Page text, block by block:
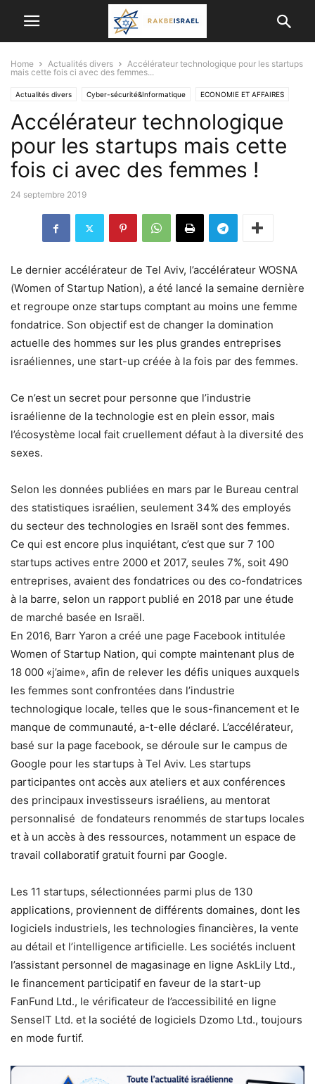
Home Actualités divers
Accélérateur technologique pour les startups
mais cette fois ci avec des femmes...
Actualités divers Cyber-sécurité&Informatique ECONOMIE ET ​​AFFAIRES
Intelligence artificielle VIE EN ISRAËL
Accélérateur technologique
pour les startups mais cette
fois ci avec des femmes !
24 septembre 2019
Le dernier accélérateur de Tel Aviv, l’accélérateur WOSNA
(Women of Startup Nation), a été lancé la semaine dernière
et regroupe onze startups comptant au moins une femme
fondatrice. Son objectif est de changer la domination
actuelle des hommes sur les plus grandes entreprises
israéliennes, une start-up créée à la fois par des femmes.
Ce n’est un secret pour personne que l’industrie
israélienne de la technologie est en plein essor, mais
l’écosystème local fait cruellement défaut à la diversité des
sexes.
Selon les données publiées en mars par le Bureau central
des statistiques israélien, seulement 34% des employés
du secteur des technologies en Israël sont des femmes.
Ce qui est encore plus inquiétant, c’est que sur 7 100
startups actives entre 2000 et 2017, seules 7%, soit 490
entreprises, avaient des fondatrices ou des co-fondatrices
à la barre, selon un rapport publié en 2018 par une étude
de marché basée en Israël.
En 2016, Barr Yaron a créé une page Facebook intitulée
Women of Startup Nation, qui compte maintenant plus de
18 000 «j’aime», afin de relever les défis uniques auxquels
les femmes sont confrontées dans l’industrie
technologique locale, telles que le sous-financement et le
manque de communauté, a-t-elle déclaré. L’accélérateur,
basé sur la page facebook, se déroule sur le campus de
Google pour les startups à Tel Aviv. Les startups
participantes ont accès aux ateliers et aux conférences
des principaux investisseurs israéliens, au mentorat
personnalisé de fondateurs renommés de startups locales
et à un accès à des ressources, notamment un espace de
travail collaboratif gratuit fourni par Google.
Les 11 startups, sélectionnées parmi plus de 130
applications, proviennent de différents domaines, dont les
logiciels industriels, les technologies financières, la vente
au détail et l’intelligence artificielle. Les sociétés incluent
l’assistant personnel de magasinage en ligne AskLily Ltd.,
le financement participatif en faveur de la start-up
FanFund Ltd., le vérificateur de l’accessibilité en ligne
SenseIT Ltd. et la société de logiciels Dzomo Ltd., toujours
en mode furtif.